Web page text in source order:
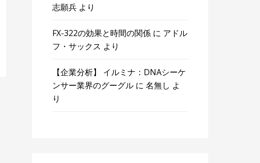
志願兵 より
FX-322の効果と時間の関係 に アドル
フ・サックス より
【企業分析】 イルミナ：DNAシーケ
ンサー業界のグーグル に名無し よ
り